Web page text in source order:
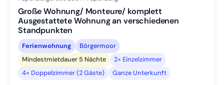
Große Wohnung/ Monteure/ komplett
Ausgestattete Wohnung an verschiedenen
Standpunkten
Ferienwohnung
Börgermoor
Mindestmietdauer 5 Nächte
2× Einzelzimmer
4× Doppelzimmer (2 Gäste)
Ganze Unterkunft